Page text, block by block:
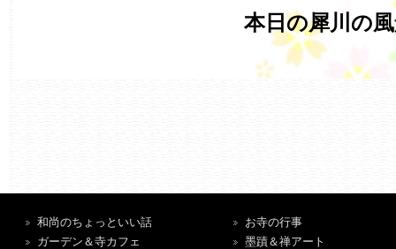
本日の犀川の
和尚のちょっといい話
ガーデン＆寺カフェ
お寺の行事
墨蹟＆禅アート